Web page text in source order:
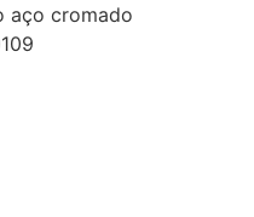
aço cromado